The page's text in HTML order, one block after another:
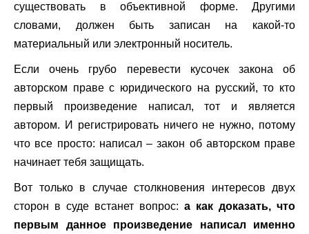
существовать в объективной форме. Другими
словами, должен быть записан на какой-то
материальный или электронный носитель.
Если очень грубо перевести кусочек закона об
авторском праве с юридического на русский, то кто
первый произведение написал, тот и является
автором. И регистрировать ничего не нужно, потому
что все просто: написал – закон об авторском праве
начинает тебя защищать.
Вот только в случае столкновения интересов двух
сторон в суде встанет вопрос: а как доказать, что
первым данное произведение написал именно